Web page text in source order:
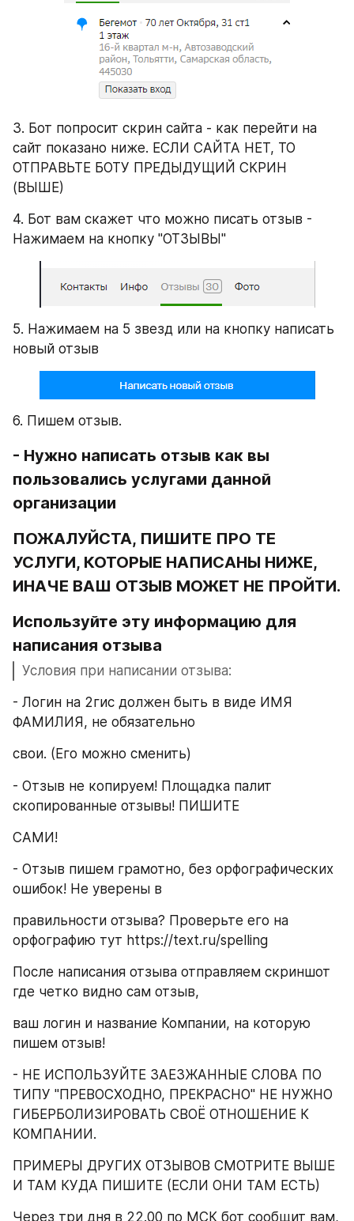
3. Бот попросит скрин сайта - как перейти на
сайт показано ниже. ЕСЛИ САЙТА НЕТ, ТО
ОТПРАВЬТЕ БОТУ ПРЕДЫДУЩИЙ СКРИН
(ВЫШЕ)
4. Бот вам скажет что можно писать отзыв -
Нажимаем на кнопку "ОТЗЫВЫ"
5. Нажимаем на 5 звезд или на кнопку написать
новый отзыв
6. Пишем отзыв.
- Нужно написать отзыв как вы
пользовались услугами данной
организации
ПОЖАЛУЙСТА, ПИШИТЕ ПРО ТЕ
УСЛУГИ, КОТОРЫЕ НАПИСАНЫ НИЖЕ,
ИНАЧЕ ВАШ ОТЗЫВ МОЖЕТ НЕ ПРОЙТИ.
Используйте эту информацию для
написания отзыва
Условия при написании отзыва:
- Логин на 2гис должен быть в виде ИМЯ
ФАМИЛИЯ, не обязательно
свои. (Его можно сменить)
- Отзыв не копируем! Площадка палит
скопированные отзывы! ПИШИТЕ
САМИ!
- Отзыв пишем грамотно, без орфографических
ошибок! Не уверены в
правильности отзыва? Проверьте его на
орфографию тут https://text.ru/spelling
После написания отзыва отправляем скриншот
где четко видно сам отзыв,
ваш логин и название Компании, на которую
пишем отзыв!
- НЕ ИСПОЛЬЗУЙТЕ ЗАЕЗЖАННЫЕ СЛОВА ПО
ТИПУ "ПРЕВОСХОДНО, ПРЕКРАСНО" НЕ НУЖНО
ГИБЕРБОЛИЗИРОВАТЬ СВОЁ ОТНОШЕНИЕ К
КОМПАНИИ.
ПРИМЕРЫ ДРУГИХ ОТЗЫВОВ СМОТРИТЕ ВЫШЕ
И ТАМ КУДА ПИШИТЕ (ЕСЛИ ОНИ ТАМ ЕСТЬ)
Через три дня в 22.00 по МСК бот сообщит вам,